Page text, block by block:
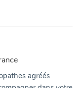
agréés